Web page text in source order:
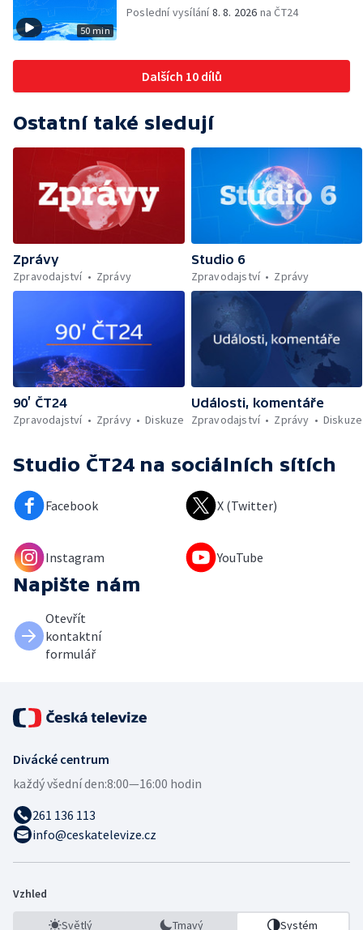
50 min
Poslední vysílání8. 8. 2026 na ČT24
Dalších 10 dílů
Ostatní také sledují
Zprávy
Zpravodajství
Zprávy
Studio 6
Zpravodajství
Zprávy
90’ ČT24
Zpravodajství
Zprávy Diskuze
Události, komentáře
Zpravodajství
Zprávy Diskuze
Studio ČT24 na sociálních sítích
Facebook X (Twitter)
Instagram YouTube
Napište nám
Otevřít
kontaktní
formulář
Divácké centrum
každý všední den:8:00—16:00 hodin
261 136 113
info@ceskatelevize.cz
Vzhled
Světlý Tmavý Systém